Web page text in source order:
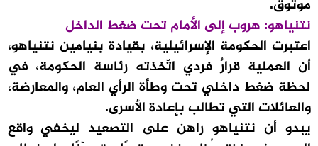
موثوق.
نتنياهو: هروب إلى الأمام تحت ضغط الداخل
اعتبرت الحكومة الإسرائيلية، بقيادة بنيامين نتنياهو،
أن العملية قرارٌ فردي اتّخذته رئاسة الحكومة، في
لحظة ضغط داخلي تحت وطأة الرأي العام، والمعارضة،
والعائلات التي تطالب بإعادة الأسرى.
يبدو أن نتنياهو راهن على التصعيد ليخفي واقع